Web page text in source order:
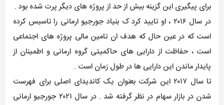
برای پیگیری این گزینه بیش از حد از پروژه های دیگر پرت شده بود .
در سال ۲۰۱۶ ، او تایید کرد ک بنیاد جورجیو ارمانی را تاسیس کرده
است که در عین حال که هدف ان تامین مالی پروژه های اجتماعی
است ، حفاظت از دارایی های حاکمیتی گروه ارمانی و اطمینان از
پایدار ماندن این دارایی ها در طول زمان است .
تا سال ۲۰۱۷ این شرکت بعنوان یک کاندیدای اصلی برای فهرست
شدن در بازار سهام در نظر گرفته شد . در سال ۲۰۲۱ جورجیو ارمانی